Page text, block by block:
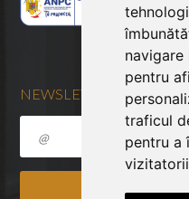
pentru
traficul
pentru a
NEWSLETTER